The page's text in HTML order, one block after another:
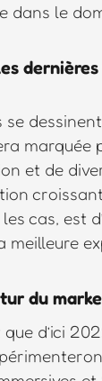
dans le
se
marquée
et de
cas, est
meilleure
du
d’ici